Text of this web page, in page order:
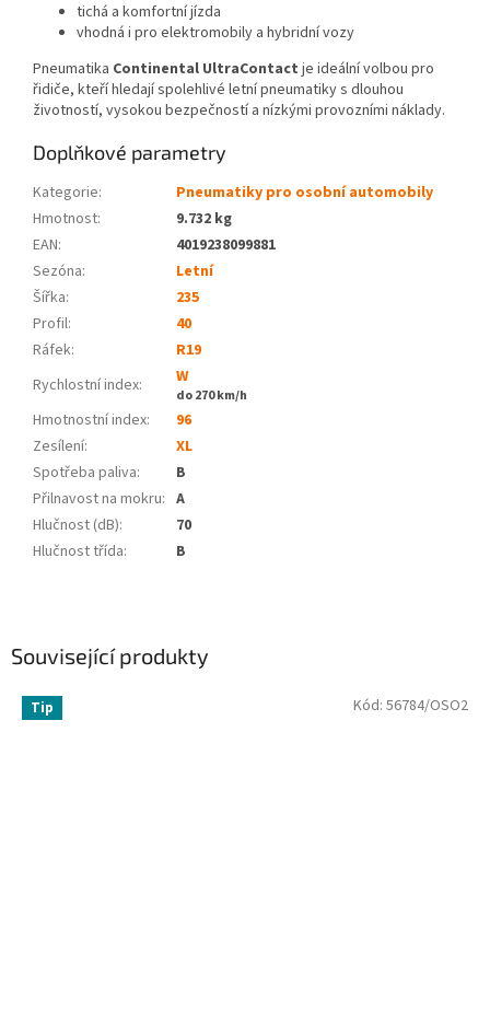
Související produkty
Tip Kód: 56784/OSO2
tichá a komfortní jízda
vhodná i pro elektromobily a hybridní vozy
Pneumatika Continental UltraContact je ideální volbou pro
řidiče, kteří hledají spolehlivé letní pneumatiky s dlouhou
životností, vysokou bezpečností a nízkými provozními náklady.
Doplňkové parametry
Kategorie:
Pneumatiky pro osobní automobily
Hmotnost:
9.732 kg
EAN:
4019238099881
Sezóna:
Letní
Šířka:
235
Profil:
40
Ráfek:
R19
Rychlostní index:
W
do 270 km/h
Hmotnostní index:
96
Zesílení:
XL
Spotřeba paliva:
B
Přilnavost na mokru: A
Hlučnost (dB):
70
Hlučnost třída: B